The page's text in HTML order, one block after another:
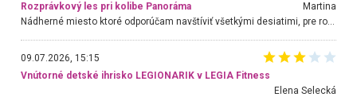
Rozprávkový les pri kolibe Panoráma
Martina
Nádherné miesto ktoré odporúčam navštíviť všetkými desiatimi, pre rodiny s deťmi, dôchodcom... Proste a jednoducho ozaj rozprávkový les.. určite ešte prídeme. Odniesli sme si na pamiatku krásne tričká,
09.07.2026, 15:15
Vnútorné detské ihrisko LEGIONARIK v LEGIA Fitness
Elena Selecká